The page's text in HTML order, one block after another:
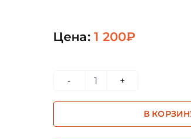
Цена:1 200₽
товара
В